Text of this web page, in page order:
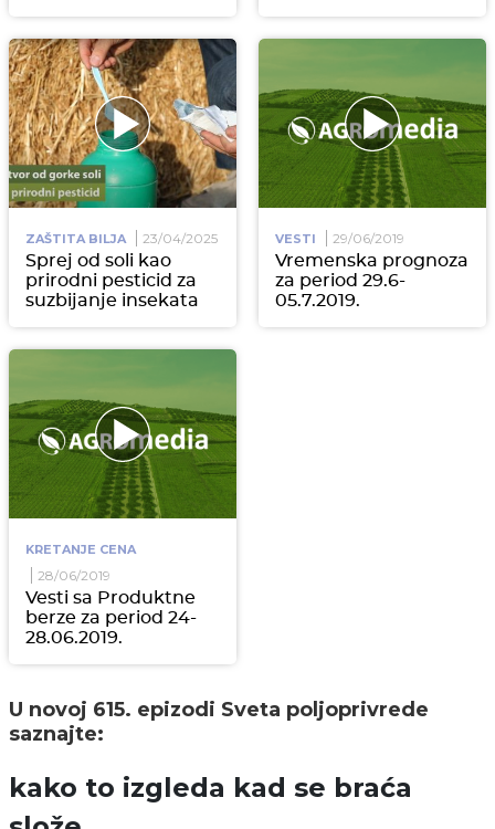
ZAŠTITA BILJA 23/04/2025
Sprej od soli kao
prirodni pesticid za
suzbijanje insekata
VESTI 29/06/2019
Vremenska prognoza
za period 29.6-
05.7.2019.
KRETANJE CENA
28/06/2019
Vesti sa Produktne
berze za period 24-
28.06.2019.
U novoj 615. epizodi Sveta poljoprivrede
saznajte:
kako to izgleda kad se braća